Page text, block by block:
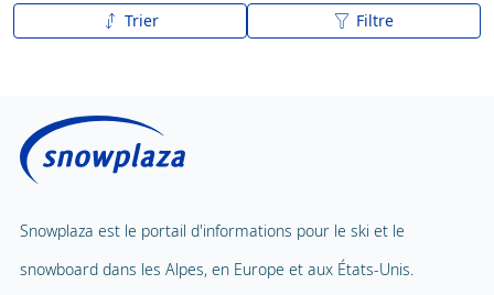
Trier Filtre
De A à Z
Snowplaza est le portail d'informations pour le ski et le
snowboard dans les Alpes, en Europe et aux États-Unis.